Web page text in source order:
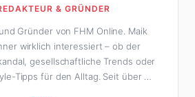
& GRÜNDER
Gründer von FHM Online. Maik
wirklich interessiert – ob der
gesellschaftliche Trends oder
Tipps für den Alltag. Seit über 10